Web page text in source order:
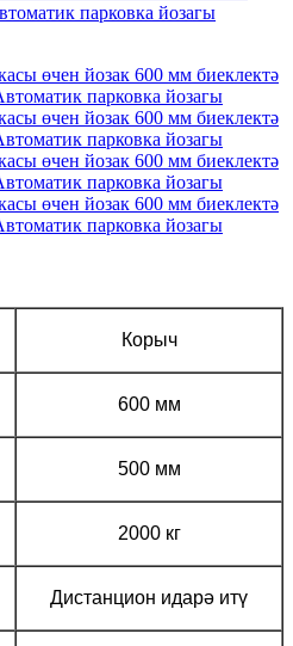
Корыч
600 мм
500 мм
2000 кг
Дистанцион идарә итү